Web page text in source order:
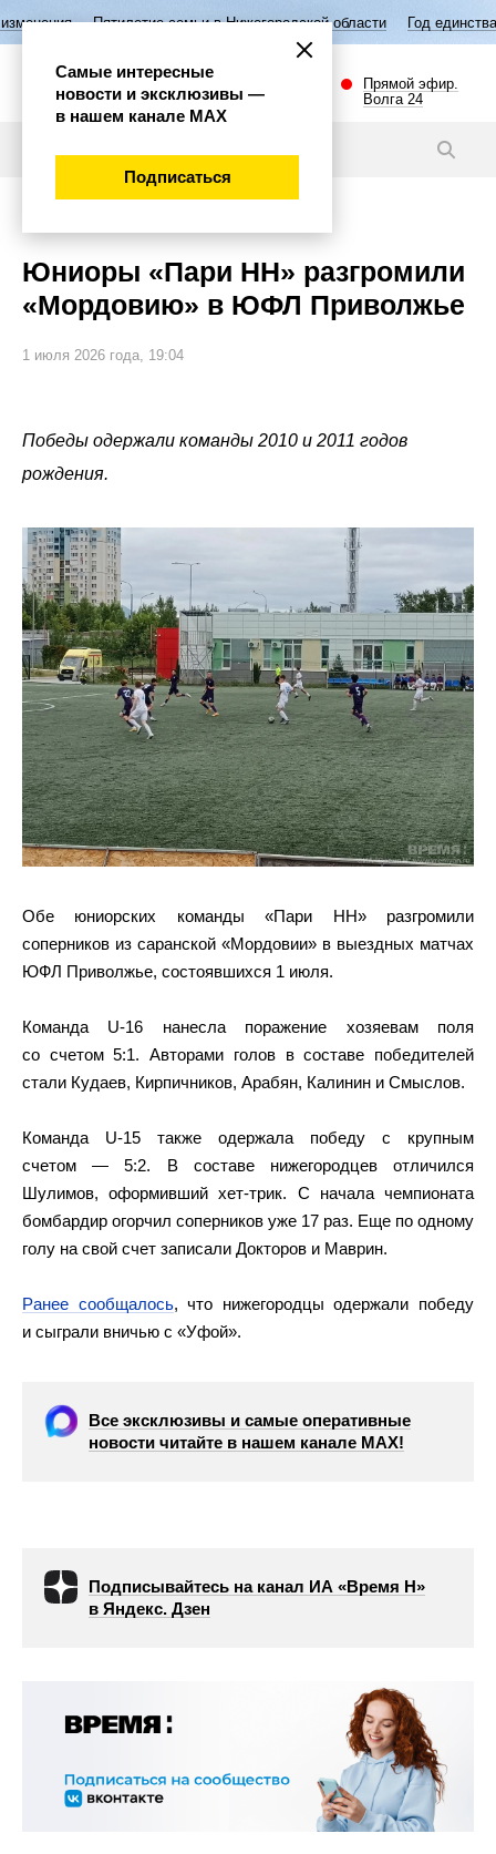
семьи в Нижегородской области Год единства народов России
Прямой эфир.
Волга 24
Юниоры «Пари НН» разгромили
«Мордовию» в ЮФЛ Приволжье
1 июля 2026 года, 19:04
Победы одержали команды 2010 и 2011 годов
рождения.
Обе юниорских команды «Пари НН» разгромили
соперников из саранской «Мордовии» в выездных матчах
ЮФЛ Приволжье, состоявшихся 1 июля.
Команда U-16 нанесла поражение хозяевам поля
со счетом 5:1. Авторами голов в составе победителей
стали Кудаев, Кирпичников, Арабян, Калинин и Смыслов.
Команда U-15 также одержала победу с крупным
счетом — 5:2. В составе нижегородцев отличился
Шулимов, оформивший хет-трик. С начала чемпионата
бомбардир огорчил соперников уже 17 раз. Еще по одному
голу на свой счет записали Докторов и Маврин.
Ранее сообщалось, что нижегородцы одержали победу
и сыграли вничью с «Уфой».
Все эксклюзивы и самые оперативные
новости читайте в нашем канале МАХ!
Подписывайтесь на канал ИА «Время Н»
в Яндекс. Дзен
Самые интересные
новости и эксклюзивы —
в нашем канале МАХ
Подписаться